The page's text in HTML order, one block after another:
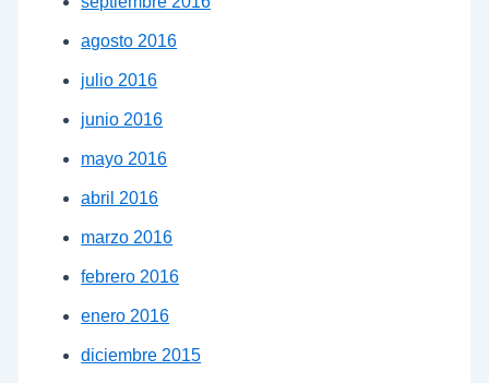
agosto 2016
julio 2016
junio 2016
mayo 2016
abril 2016
marzo 2016
febrero 2016
enero 2016
diciembre 2015